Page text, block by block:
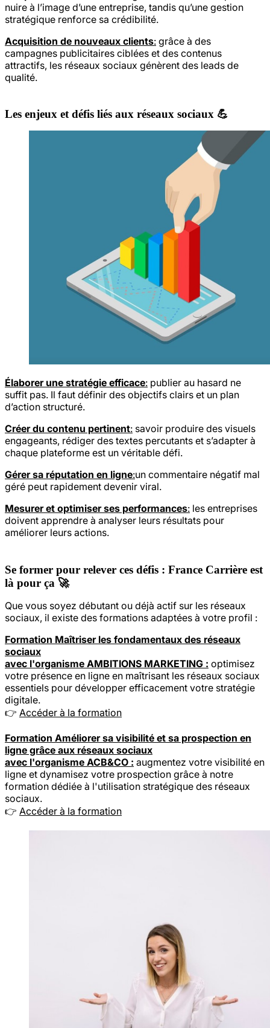
nuire à l’image d’une entreprise, tandis qu’une gestion
stratégique renforce sa crédibilité.
Acquisition de nouveaux clients: grâce à des
campagnes publicitaires ciblées et des contenus
attractifs, les réseaux sociaux génèrent des leads de
qualité.
Les enjeux et défis liés aux réseaux sociaux 💪
Élaborer une stratégie efficace: publier au hasard ne
suffit pas. Il faut définir des objectifs clairs et un plan
d’action structuré.
Créer du contenu pertinent: savoir produire des visuels
engageants, rédiger des textes percutants et s’adapter à
chaque plateforme est un véritable défi.
Gérer sa réputation en ligne:un commentaire négatif mal
géré peut rapidement devenir viral.
Mesurer et optimiser ses performances: les entreprises
doivent apprendre à analyser leurs résultats pour
améliorer leurs actions.
Se former pour relever ces défis : France Carrière est
là pour ça 🚀
Que vous soyez débutant ou déjà actif sur les réseaux
sociaux, il existe des formations adaptées à votre profil :
Formation Maîtriser les fondamentaux des réseaux
sociaux
avec l'organisme AMBITIONS MARKETING : optimisez
votre présence en ligne en maîtrisant les réseaux sociaux
essentiels pour développer efficacement votre stratégie
digitale.
👉 Accéder à la formation
Formation Améliorer sa visibilité et sa prospection en
ligne grâce aux réseaux sociaux
avec l'organisme ACB&CO : augmentez votre visibilité en
ligne et dynamisez votre prospection grâce à notre
formation dédiée à l'utilisation stratégique des réseaux
sociaux.
👉 Accéder à la formation